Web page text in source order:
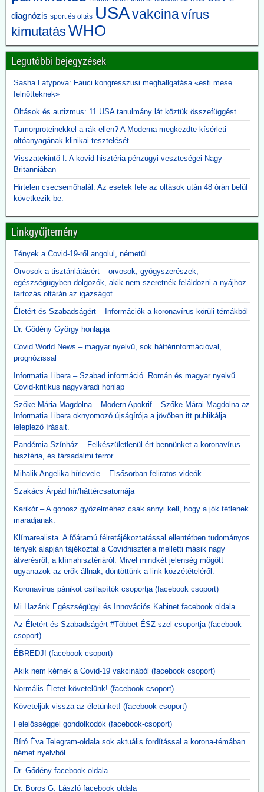
A CDC és az Amerikai Közegészségügyi Szövetség felülvizsgálta a
kritériumokat – most már gyakran 60 napos vagy annál hosszabb
amelyek nem feleltek meg az új kritériumoknak, másként sorolták
be.
2026.06.10. JonFleetwood.com: Kennedy
beszüntette, Rubio külügyminiszter újra elindítja
a Gavi finanszírozását
Egy évvel ezelőtt Robert F. Kennedy Jr. egészségügyi miniszter
visszavonta a Gavi számára nyújtott, évi több száz millió dolláros
amerikai támogatást, hivatkozva a DTP-oltással összefüggésbe
hozható gyermekhalálesetekre.
igazolja azt a 8 milliárd dollárt, amelyet Amerika 2001 óta nyújtott
finanszírozásként”.
ebola-esetekre tekintettel - folytatják a Gavi finanszírozását. A
közbizalom Gavi általi visszaszerzéséről Rubio nem ejtett szót.
2026.06.09. 24.hu: A 300 milliárdért beszerzett,
használhatatlan lélegeztetőgépek tárolása eddig
2,3 milliárdba került
A kormány felülvizsgálja a koronavírus idején beszerzett
lélegeztetőgépek ügyét. A járvány alatt közel 300 milliárd forint
értékben szerzett be gépeket az Orbán-kormány annak ellenére,
hogy a szakmai szervezetek világossá tették, hogy nincs elég
ember ennyi gép üzemeltetésére. A kormány felülvizsgálja az akkor
kötött szerződéseket, a vizsgálatot pedig a Külügyminisztérium
folytatja majd le, azonnali hatállyal.
A használhatatlan lélegeztetőgépek tárolása is horribilis összegbe
került: több mint 2,3 milliárd forint volt eddig a raktárköltség.
Közzétevő: Teljesen mellékes, hogy volt-e (van-e) elég ember ennyi
gép üzemeltetésére. A gépek használata kontraproduktív, nem
gyógyítja az influenzás beteget, hanem sietteti, elősegíti halálukat.
Erre több bejegyzésben felhívtuk a figyelmet. Beszerzésük egy célt
szolgált: a 120 milliárd lenyúlását. Ennyi volt a különbség a
gyárkapunál érvényes ár, és a magyar adófizető által kifizetett 300
milliárd között.
A gépek vásárlása emellett hozzájárult a pszichoterrorhoz, ami
aztán ahhoz vezetett, hogy az emberek önként sorba álltak, hogy
fölvehessék a génterápiás oltást.
2026.05.12. JonFletwood.com: A Moderna
megerősítette, hogy új mRNS-bázisú
influenzaoltása hatszor több súlyos mellékhatást
okoz
A New England Journal of Medicine által nemrég közzétett, 3. szintű
tanulmány megerősítette, hogy a Moderna kísérleti mRNS-alapú
szezonális influenzaoltóanyaga, az mRNA-1010, a szokásos
influenzaoltásokhoz képest körülbelül hatszor gyakrabban okozott
súlyos, rövid távú mellékhatásokat, miközben a tünetekkel járó,
PCR-rel igazolt influenzaszerű megbetegedések számának abszolút
csökkenése kevesebb mint egy százalékpont volt.
Közzétevő: A szlogen az ellenkezőjére fordult.
"Hatástalan és ártalmas."
diagnózis sport és oltás USAvakcinavírus
kimutatásWHO
Legutóbbi bejegyzések
Sasha Latypova: Fauci kongresszusi meghallgatása «esti mese
felnőtteknek»
Oltások és autizmus: 11 USA tanulmány lát köztük összefüggést
Tumorproteinekkel a rák ellen? A Moderna megkezdte kísérleti
oltóanyagának klinikai tesztelését.
Visszatekintő I. A kovid-hisztéria pénzügyi veszteségei Nagy-
Britanniában
Hirtelen csecsemőhalál: Az esetek fele az oltások után 48 órán belül
következik be.
Linkgyűjtemény
Tények a Covid-19-ről angolul, németül
Orvosok a tisztánlátásért – orvosok, gyógyszerészek,
egészségügyben dolgozók, akik nem szeretnék feláldozni a nyájhoz
tartozás oltárán az igazságot
Életért és Szabadságért – Információk a koronavírus körüli témákból
Dr. Gődény György honlapja
Covid World News – magyar nyelvű, sok háttérinformációval,
prognózissal
Informatia Libera – Szabad információ. Román és magyar nyelvű
Covid-kritikus nagyváradi honlap
Szőke Mária Magdolna – Modern Apokrif – Szőke Márai Magdolna az
Informatia Libera oknyomozó újságírója a jövőben itt publikálja
leleplező írásait.
Pandémia Színház – Felkészületlenül ért bennünket a koronavírus
hisztéria, és társadalmi terror.
Mihalik Angelika hírlevele – Elsősorban feliratos videók
Szakács Árpád hír/háttércsatornája
Karikór – A gonosz győzelméhez csak annyi kell, hogy a jók tétlenek
maradjanak.
Klímarealista. A főáramú félretájékoztatással ellentétben tudományos
tények alapján tájékoztat a Covidhisztéria melletti másik nagy
átverésről, a klímahisztériáról. Mivel mindkét jelenség mögött
ugyanazok az erők állnak, döntöttünk a link közzétételéről.
Koronavírus pánikot csillapítók csoportja (facebook csoport)
Mi Hazánk Egészségügyi és Innovációs Kabinet facebook oldala
Az Életért és Szabadságért #Többet ÉSZ-szel csoportja (facebook
csoport)
ÉBREDJ! (facebook csoport)
Akik nem kérnek a Covid-19 vakcinából (facebook csoport)
Normális Életet követelünk! (facebook csoport)
Követeljük vissza az életünket! (facebook csoport)
Felelősséggel gondolkodók (facebook-csoport)
Bíró Éva Telegram-oldala sok aktuális fordítással a korona-témában
német nyelvből.
Dr. Gődény facebook oldala
Dr. Boros G. László facebook oldala